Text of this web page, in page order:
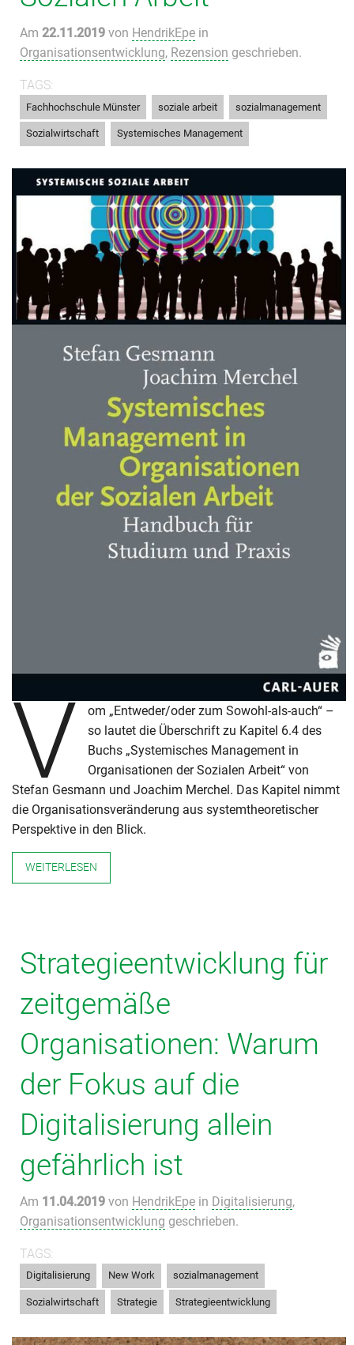
Am 22.11.2019 von HendrikEpe in
Organisationsentwicklung, Rezension geschrieben.
TAGS:
Fachhochschule Münster soziale arbeit sozialmanagement
Sozialwirtschaft Systemisches Management
V
om „Entweder/oder zum Sowohl-als-auch“ –
so lautet die Überschrift zu Kapitel 6.4 des
Buchs „Systemisches Management in
Organisationen der Sozialen Arbeit“ von
Stefan Gesmann und Joachim Merchel. Das Kapitel nimmt
die Organisationsveränderung aus systemtheoretischer
Perspektive in den Blick.
WEITERLESEN
Strategieentwicklung für
zeitgemäße
Organisationen: Warum
der Fokus auf die
Digitalisierung allein
gefährlich ist
Am 11.04.2019 von HendrikEpe in Digitalisierung,
Organisationsentwicklung geschrieben.
TAGS:
Digitalisierung New Work sozialmanagement
Sozialwirtschaft Strategie Strategieentwicklung